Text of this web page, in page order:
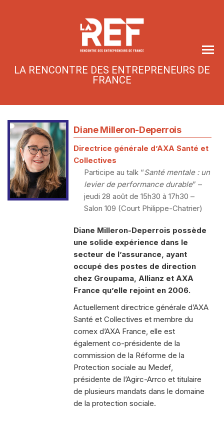
LA RENCONTRE DES ENTREPRENEURS DE
FRANCE
Diane Milleron-Deperrois
Directrice générale d’AXA Santé et
Collectives
Participe au talk “Santé mentale : un
levier de performance durable” –
jeudi 28 août de 15h30 à 17h30 –
Salon 109 (Court Philippe-Chatrier)
Diane Milleron-Deperrois possède
une solide expérience dans le
secteur de l’assurance, ayant
occupé des postes de direction
chez Groupama, Allianz et AXA
France qu’elle rejoint en 2006.
Actuellement directrice générale d’AXA
Santé et Collectives et membre du
comex d’AXA France, elle est
également co-présidente de la
commission de la Réforme de la
Protection sociale au Medef,
présidente de l’Agirc-Arrco et titulaire
de plusieurs mandats dans le domaine
de la protection sociale.